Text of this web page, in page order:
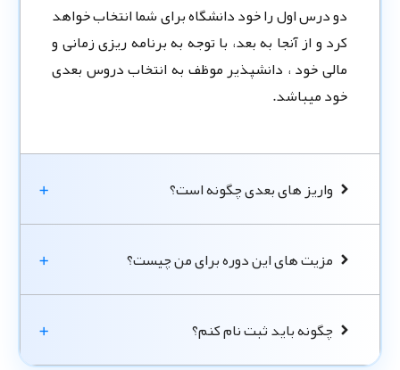
دو درس اول را خود دانشگاه برای شما انتخاب خواهد
کرد و از آنجا به بعد، با توجه به برنامه ریزی زمانی و
مالی خود ، دانشپذیر موظف به انتخاب دروس بعدی
خود میباشد.
واریز های بعدی چگونه است؟
مزیت های این دوره برای من چیست؟
چگونه باید ثبت نام کنم؟